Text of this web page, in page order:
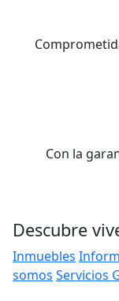
Con la
Descubre
Inmuebles
somos Servicios